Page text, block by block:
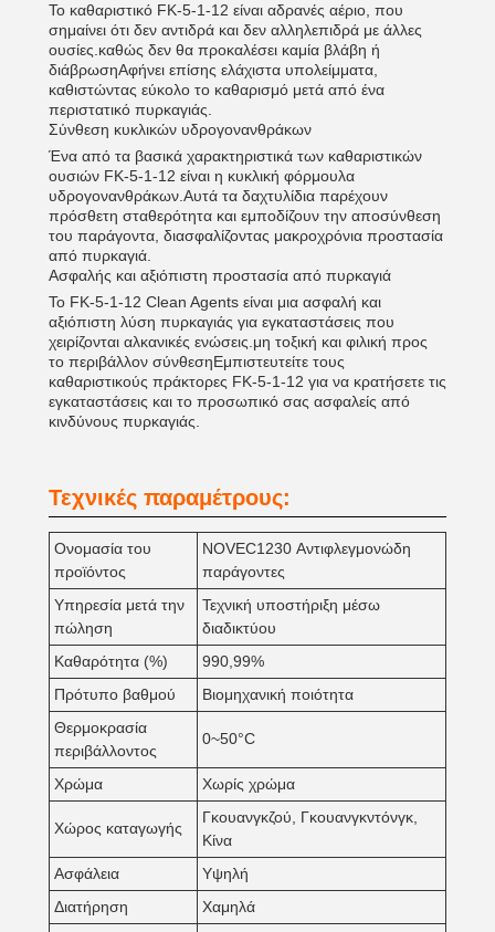
Το καθαριστικό FK-5-1-12 είναι αδρανές αέριο, που
σημαίνει ότι δεν αντιδρά και δεν αλληλεπιδρά με άλλες
ουσίες.καθώς δεν θα προκαλέσει καμία βλάβη ή
διάβρωσηΑφήνει επίσης ελάχιστα υπολείμματα,
καθιστώντας εύκολο το καθαρισμό μετά από ένα
περιστατικό πυρκαγιάς.
Σύνθεση κυκλικών υδρογονανθράκων
Ένα από τα βασικά χαρακτηριστικά των καθαριστικών
ουσιών FK-5-1-12 είναι η κυκλική φόρμουλα
υδρογονανθράκων.Αυτά τα δαχτυλίδια παρέχουν
πρόσθετη σταθερότητα και εμποδίζουν την αποσύνθεση
του παράγοντα, διασφαλίζοντας μακροχρόνια προστασία
από πυρκαγιά.
Ασφαλής και αξιόπιστη προστασία από πυρκαγιά
Το FK-5-1-12 Clean Agents είναι μια ασφαλή και
αξιόπιστη λύση πυρκαγιάς για εγκαταστάσεις που
χειρίζονται αλκανικές ενώσεις.μη τοξική και φιλική προς
το περιβάλλον σύνθεσηΕμπιστευτείτε τους
καθαριστικούς πράκτορες FK-5-1-12 για να κρατήσετε τις
εγκαταστάσεις και το προσωπικό σας ασφαλείς από
κινδύνους πυρκαγιάς.
Τεχνικές παραμέτρους:
Ονομασία του
προϊόντος
NOVEC1230 Αντιφλεγμονώδη
παράγοντες
Υπηρεσία μετά την
πώληση
Τεχνική υποστήριξη μέσω
διαδικτύου
Καθαρότητα (%)
990,99%
Πρότυπο βαθμού
Βιομηχανική ποιότητα
Θερμοκρασία
περιβάλλοντος
0~50°C
Χρώμα Χωρίς χρώμα
Χώρος καταγωγής
Γκουανγκζού, Γκουανγκντόνγκ,
Κίνα
Ασφάλεια
Υψηλή
Διατήρηση
Χαμηλά